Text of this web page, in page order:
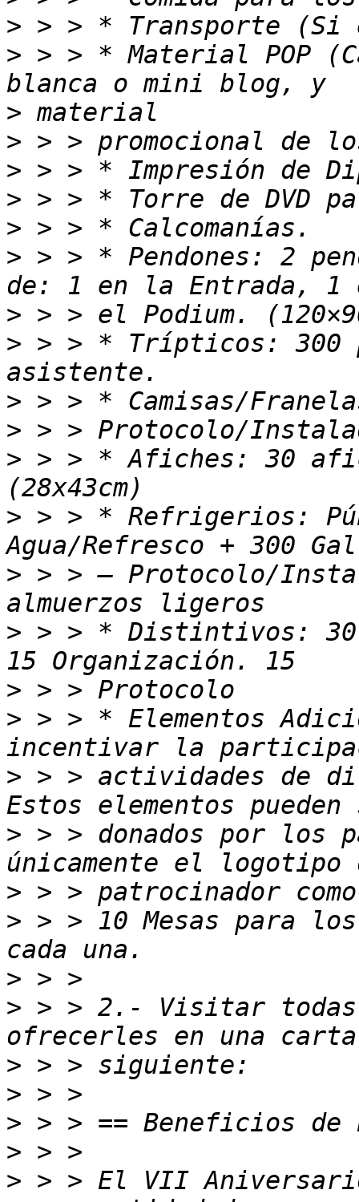
>
> > > * Material POP
>
>
>
>
>
> > > * Pendones: 2
>
> > > * Trípticos: 300
>
>
> > > * Afiches: 30
> > > * Refrigerios:
> > > – Protocolo/
> > > * Distintivos:
>
> > > * Elementos
> > > actividades de
> > > donados por los
>
> > > 10 Mesas para
>
> > > 2.- Visitar todas
>
>
>
>
> > > El VII Aniversario